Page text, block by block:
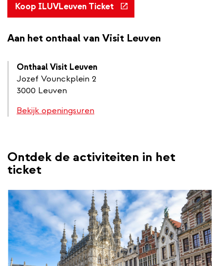
Koop ILUVLeuven Ticket (externe
link)
Aan het onthaal van Visit Leuven
Onthaal Visit Leuven
Jozef Vounckplein 2
3000 Leuven
Bekijk openingsuren
Ontdek de activiteiten in het
ticket